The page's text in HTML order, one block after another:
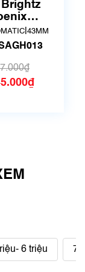
đẹp, có chút
dăm)
| 43MM
6 triệu 7